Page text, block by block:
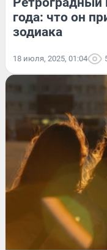
года: что он
зодиака
18 июля, 2025, 01:04